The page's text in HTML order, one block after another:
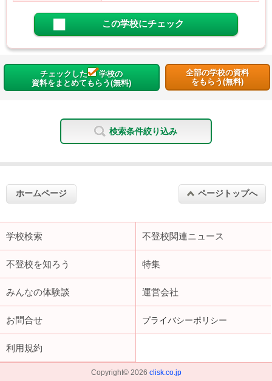
この学校にチェック
チェックした
学校の
資料をまとめてもらう(無料)
全部の学校の資料
をもらう(無料)
検索条件絞り込み
ホームページ ページトップへ
学校検索 不登校関連ニュース
不登校を知ろう 特集
みんなの体験談 運営会社
お問合せ プライバシーポリシー
利用規約
Copyright© 2026 clisk.co.jp